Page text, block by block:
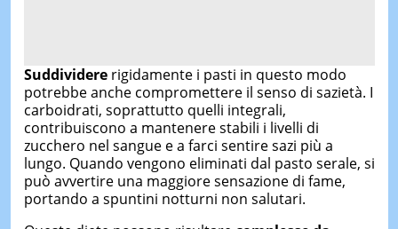
Suddividererigidamente i pasti in questo modo
potrebbe anche compromettere il senso di sazietà. I
carboidrati, soprattutto quelli integrali,
contribuiscono a mantenere stabili i livelli di
zucchero nel sangue e a farci sentire sazi più a
lungo. Quando vengono eliminati dal pasto serale, si
può avvertire una maggiore sensazione di fame,
portando a spuntini notturni non salutari.